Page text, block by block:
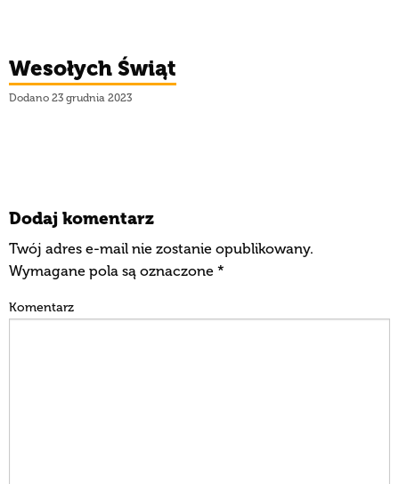
Wesołych Świąt
Dodano 23 grudnia 2023
Dodaj komentarz
Twój adres e-mail nie zostanie opublikowany.
Wymagane pola są oznaczone *
Komentarz